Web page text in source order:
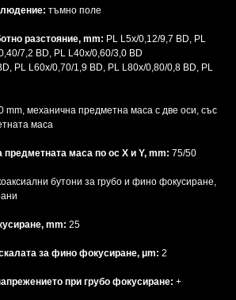
тъмно поле
разстояние, mm: PL L5x/0,12/9,7 BD, PL
7,2 BD, PL L40x/0,60/3,0 BD
PL L60x/0,70/1,9 BD, PL L80x/0,80/0,8 BD, PL
mm, механична предметна маса с две оси, със
маса
маса по ос X и Y, mm: 75/50
бутони за грубо и фино фокусиране,
mm: 25
за фино фокусиране, μm: 2
при грубо фокусиране: +